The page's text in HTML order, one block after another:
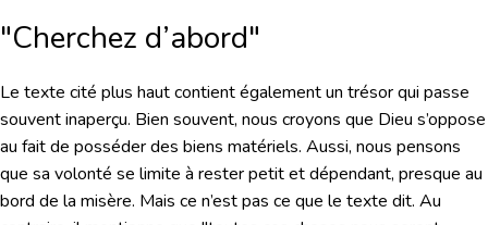
"Cherchez d’abord"
Le texte cité plus haut contient également un trésor qui passe
souvent inaperçu. Bien souvent, nous croyons que Dieu s’oppose
au fait de posséder des biens matériels. Aussi, nous pensons
que sa volonté se limite à rester petit et dépendant, presque au
bord de la misère. Mais ce n’est pas ce que le texte dit. Au